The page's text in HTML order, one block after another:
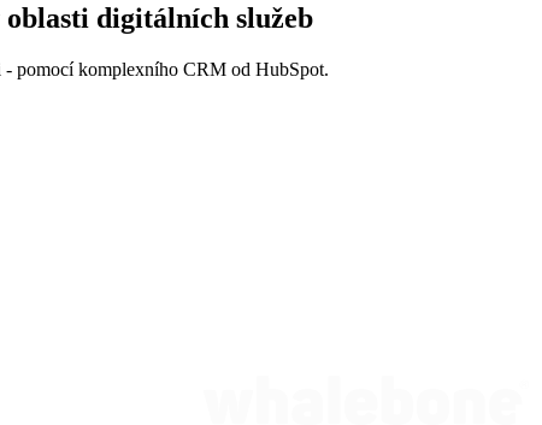
digitálních služeb
- pomocí komplexního CRM od HubSpot.